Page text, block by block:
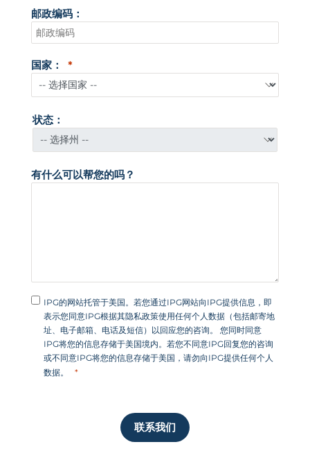
+
1
邮政编码：
国家：
状态：
有什么可以帮您的吗？
IPG的网站托管于美国。若您通过IPG网站向IPG提供信息，即
表示您同意IPG根据其隐私政策使用任何个人数据（包括邮寄地
址、电子邮箱、电话及短信）以回应您的咨询。 您同时同意
IPG将您的信息存储于美国境内。若您不同意IPG回复您的咨询
或不同意IPG将您的信息存储于美国，请勿向IPG提供任何个人
数据。
联系我们